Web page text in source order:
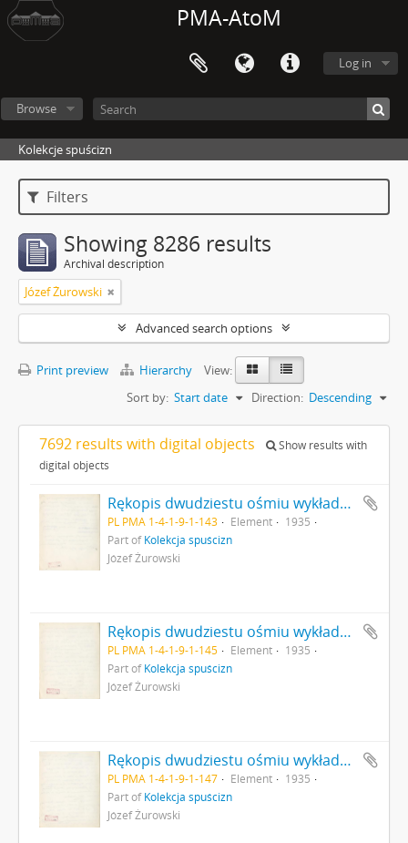
PMA-AtoM
Log in
Browse
Kolekcje spuścizn
Filters
Showing 8286 results
Archival description
Józef Żurowski
Advanced search options
Print preview Hierarchy
View:
Sort by: Start date Direction: Descending
7692 results with digital objects
Show results with
digital objects
Rękopis dwudziestu ośmiu wykładów Józefa Żurowskiego pt. "Zagadnienie Kopca Krakusa na tle zabytków pokrewnych" z roku akademickiego 1934/35 strona 143: pieczątka Działu Dokumentacji PMA
PL PMA 1-4-1-9-1-143 Element
1935
Part ofKolekcja spuścizn
Józef Żurowski
Rękopis dwudziestu ośmiu wykładów Józefa Żurowskiego pt. "Zagadnienie Kopca Krakusa na tle zabytków pokrewnych" z roku akademickiego 1934/35 strona 145: pieczątka Działu Dokumentacji PMA
PL PMA 1-4-1-9-1-145 Element
1935
Part ofKolekcja spuścizn
Józef Żurowski
Rękopis dwudziestu ośmiu wykładów Józefa Żurowskiego pt. "Zagadnienie Kopca Krakusa na tle zabytków pokrewnych" z roku akademickiego 1934/35 strona 147: pieczątka Działu Dokumentacji PMA
PL PMA 1-4-1-9-1-147 Element
1935
Part ofKolekcja spuścizn
Józef Żurowski